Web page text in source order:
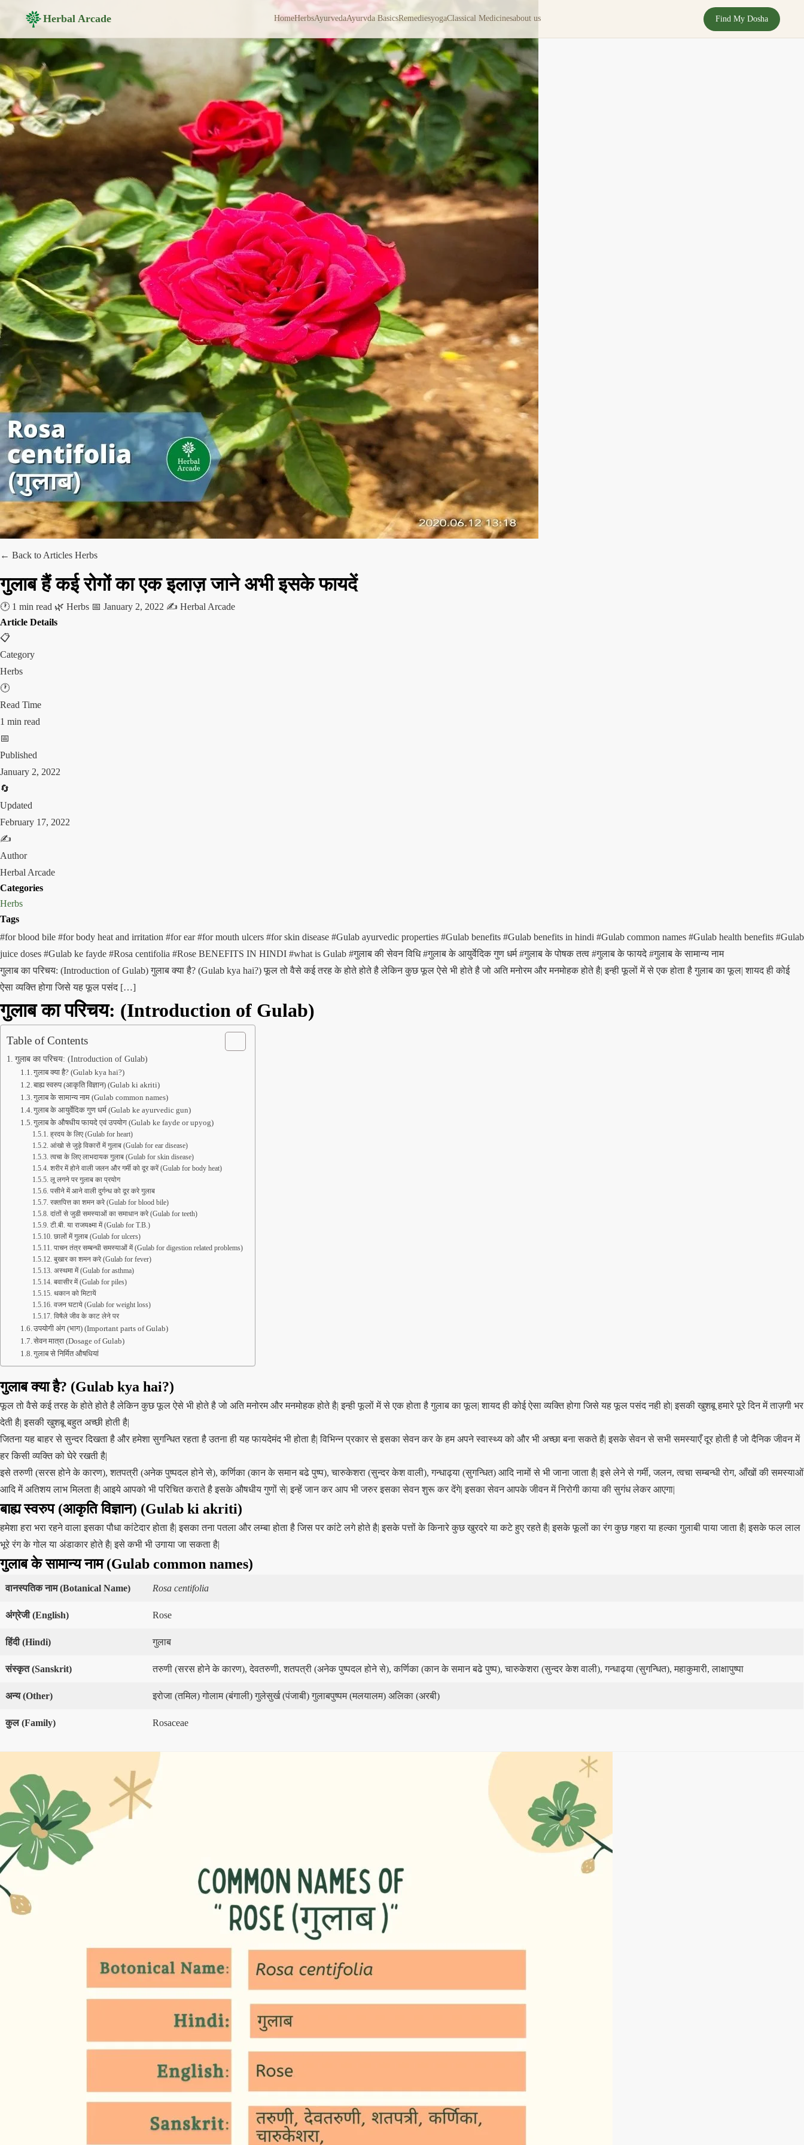
Herbal Arcade HomeHerbsAyurvedaAyurvda BasicsRemediesyogaClassical Medicinesabout us Find My Dosha
← Back to Articles Herbs
गुलाब हैं कई रोगों का एक इलाज़ जाने अभी इसके फायदें
🕐 1 min read 🌿 Herbs 📅 January 2, 2022 ✍️ Herbal Arcade
Article Details
📋
Category
Herbs
🕐
Read Time
1 min read
📅
Published
January 2, 2022
🔄
Updated
February 17, 2022
✍️
Author
Herbal Arcade
Categories
Herbs
Tags
#for blood bile #for body heat and irritation #for ear#for mouth ulcers #for skin disease #Gulab ayurvedic properties #Gulab benefits #Gulab benefits in hindi #Gulab common names #Gulab health benefits #Gulab
juice doses #Gulab ke fayde #Rosa centifolia #Rose BENEFITS IN HINDI #what is Gulab #गुलाब की सेवन विधि#गुलाब के आयुर्वेदिक गुण धर्म#गुलाब के पोषक तत्व #गुलाब के फायदे#गुलाब के सामान्य नाम
गुलाब का परिचय: (Introduction of Gulab) गुलाब क्या है? (Gulab kya hai?) फूल तो वैसे कई तरह के होते होते है लेकिन कुछ फूल ऐसे भी होते है जो अति मनोरम और मनमोहक होते है| इन्ही फूलों में से एक होता है गुलाब का फूल| शायद ही कोई
ऐसा व्यक्ति होगा जिसे यह फूल पसंद […]
गुलाब का परिचय: (Introduction of Gulab)
Table of Contents
गुलाब का परिचय: (Introduction of Gulab)
गुलाब क्या है? (Gulab kya hai?)
बाह्य स्वरुप (आकृति विज्ञान) (Gulab ki akriti)
गुलाब के सामान्य नाम (Gulab common names)
गुलाब के आयुर्वेदिक गुण धर्म (Gulab ke ayurvedic gun)
गुलाब के औषधीय फायदे एवं उपयोग (Gulab ke fayde or upyog)
ह्रदय के लिए (Gulab for heart)
आंखो से जुड़े विकारों में गुलाब (Gulab for ear disease)
त्वचा के लिए लाभदायक गुलाब (Gulab for skin disease)
शरीर में होने वाली जलन और गर्मी को दूर करें (Gulab for body heat)
लू लगने पर गुलाब का प्रयोग
पसीने में आने वाली दुर्गन्ध को दूर करे गुलाब
रक्तपित्त का शमन करे (Gulab for blood bile)
दांतों से जुडी समस्याओं का समाधान करे (Gulab for teeth)
टी.बी. या राजयक्ष्मा में (Gulab for T.B.)
छालों में गुलाब (Gulab for ulcers)
पाचन तंत्र सम्बन्धी समस्याओं में (Gulab for digestion related problems)
बुखार का शमन करे (Gulab for fever)
अस्थमा में (Gulab for asthma)
बवासीर में (Gulab for piles)
थकान को मिटायें
वजन घटाये (Gulab for weight loss)
विषैले जीव के काट लेने पर
उपयोगी अंग (भाग) (Important parts of Gulab)
सेवन मात्रा (Dosage of Gulab)
गुलाब से निर्मित औषधियां
गुलाब क्या है? (Gulab kya hai?)
फूल तो वैसे कई तरह के होते होते है लेकिन कुछ फूल ऐसे भी होते है जो अति मनोरम और मनमोहक होते है| इन्ही फूलों में से एक होता है गुलाब का फूल| शायद ही कोई ऐसा व्यक्ति होगा जिसे यह फूल पसंद नही हो| इसकी खुशबू हमारे पूरे दिन में ताज़गी भर
देती है| इसकी खुशबू बहुत अच्छी होती है|
जितना यह बाहर से सुन्दर दिखता है और हमेशा सुगन्धित रहता है उतना ही यह फायदेमंद भी होता है| विभिन्न प्रकार से इसका सेवन कर के हम अपने स्वास्थ्य को और भी अच्छा बना सकते है| इसके सेवन से सभी समस्याएँ दूर होती है जो दैनिक जीवन में
हर किसी व्यक्ति को घेरे रखती है|
इसे तरुणी (सरस होने के कारण), शतपत्री (अनेक पुष्पदल होने से), कर्णिका (कान के समान बढे पुष्प), चारुकेशरा (सुन्दर केश वाली), गन्धाढ्या (सुगन्धित) आदि नामों से भी जाना जाता है| इसे लेने से गर्मी, जलन, त्वचा सम्बन्धी रोग, आँखों की समस्याओं
आदि में अतिशय लाभ मिलता है| आइये आपको भी परिचित कराते है इसके औषधीय गुणों से| इन्हें जान कर आप भी जरुर इसका सेवन शुरू कर देंगे| इसका सेवन आपके जीवन में निरोगी काया की सुगंध लेकर आएगा|
बाह्य स्वरुप (आकृति विज्ञान) (Gulab ki akriti)
हमेशा हरा भरा रहने वाला इसका पौधा कांटेदार होता है| इसका तना पतला और लम्बा होता है जिस पर कांटे लगे होते है| इसके पत्तों के किनारे कुछ खुरदरे या कटे हुए रहते है| इसके फूलों का रंग कुछ गहरा या हल्का गुलाबी पाया जाता है| इसके फल लाल
भूरे रंग के गोल या अंडाकार होते है| इसे कभी भी उगाया जा सकता है|
गुलाब के सामान्य नाम (Gulab common names)
वानस्पतिक नाम(Botanical Name) Rosa centifolia
अंग्रेजी(English) Rose
हिंदी(Hindi) गुलाब
संस्कृत(Sanskrit) तरुणी (सरस होने के कारण), देवतरुणी, शतपत्री (अनेक पुष्पदल होने से), कर्णिका (कान के समान बढे पुष्प), चारुकेशरा (सुन्दर केश वाली), गन्धाढ्या (सुगन्धित), महाकुमारी, लाक्षापुष्पा
अन्य(Other) इरोजा (तमिल) गोलाम (बंगाली) गुलेसुर्ख (पंजाबी) गुलाबपुष्पम (मलयालम) अलिका (अरबी)
कुल(Family) Rosaceae